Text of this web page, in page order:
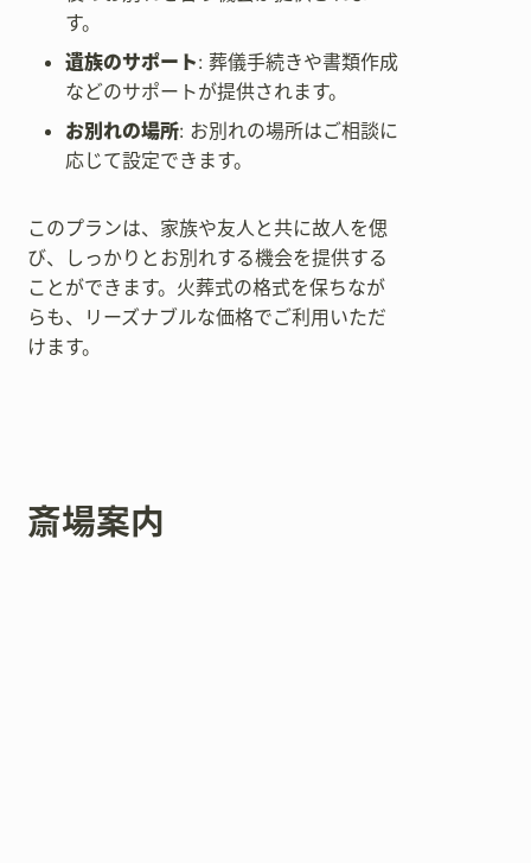
す。
遺族のサポート: 葬儀手続きや書類作成
などのサポートが提供されます。
お別れの場所: お別れの場所はご相談に
応じて設定できます。
このプランは、家族や友人と共に故人を偲
び、しっかりとお別れする機会を提供する
ことができます。火葬式の格式を保ちなが
らも、リーズナブルな価格でご利用いただ
けます。
斎場案内